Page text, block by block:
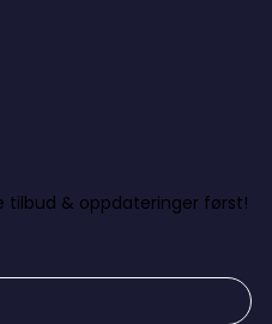
tilbud & oppdateringer først!